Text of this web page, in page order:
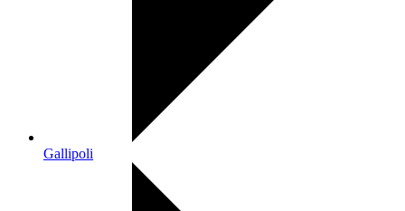
Gallipoli